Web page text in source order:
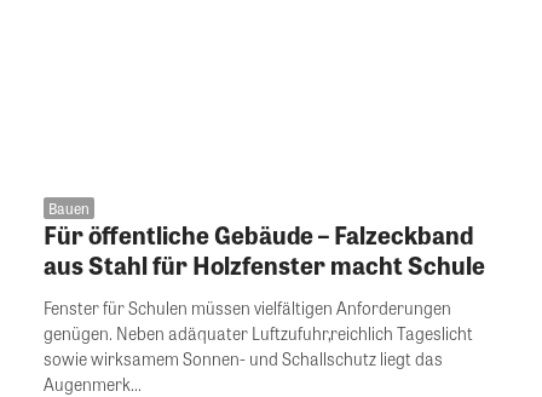
Bauen
Für öffentliche Gebäude – Falzeckband
aus Stahl für Holzfenster macht Schule
Fenster für Schulen müssen vielfältigen Anforderungen
genügen. Neben adäquater Luftzufuhr,reichlich Tageslicht
sowie wirksamem Sonnen- und Schallschutz liegt das
Augenmerk...